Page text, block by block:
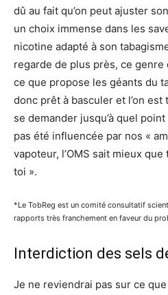
dû au fait qu’on peut ajuster
un choix immense dans les
nicotine adapté à son
regarde de plus près, ce
ce que propose les géants du
donc prêt à basculer et l’on
se demander jusqu’à quel
pas été influencée par nos «
vapoteur, l’OMS sait mieux
toi ».
*Le TobReg est un comité consultatif
rapports très franchement en faveur du
Interdiction des sels
Je ne reviendrai pas sur ce